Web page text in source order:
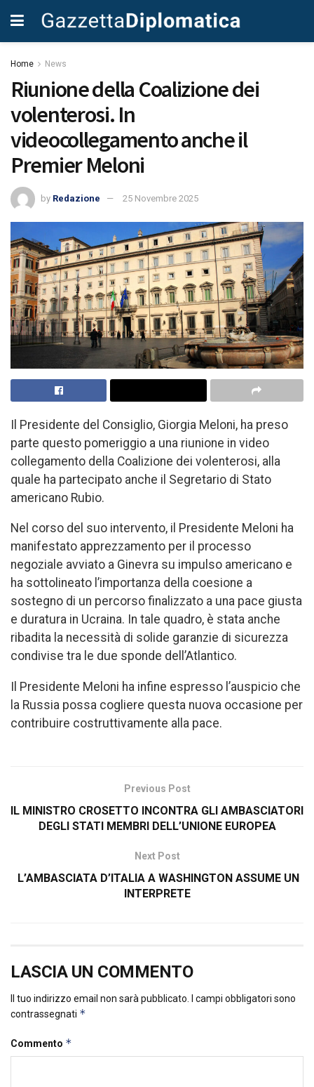
Home News
Riunione della Coalizione dei
volenterosi. In
videocollegamento anche il
Premier Meloni
by Redazione 25 Novembre 2025
Il Presidente del Consiglio, Giorgia Meloni, ha preso
parte questo pomeriggio a una riunione in video
collegamento della Coalizione dei volenterosi, alla
quale ha partecipato anche il Segretario di Stato
americano Rubio.
Nel corso del suo intervento, il Presidente Meloni ha
manifestato apprezzamento per il processo
negoziale avviato a Ginevra su impulso americano e
ha sottolineato l’importanza della coesione a
sostegno di un percorso finalizzato a una pace giusta
e duratura in Ucraina. In tale quadro, è stata anche
ribadita la necessità di solide garanzie di sicurezza
condivise tra le due sponde dell’Atlantico.
Il Presidente Meloni ha infine espresso l’auspicio che
la Russia possa cogliere questa nuova occasione per
contribuire costruttivamente alla pace.
Previous Post
IL MINISTRO CROSETTO INCONTRA GLI AMBASCIATORI
DEGLI STATI MEMBRI DELL’UNIONE EUROPEA
Next Post
L’AMBASCIATA D’ITALIA A WASHINGTON ASSUME UN
INTERPRETE
LASCIA UN COMMENTO
Il tuo indirizzo email non sarà pubblicato. I campi obbligatori sono
contrassegnati *
Commento *